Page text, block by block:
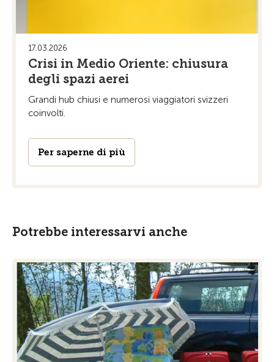
17.03.2026
Crisi in Medio Oriente: chiusura
degli spazi aerei
Grandi hub chiusi e numerosi viaggiatori svizzeri
coinvolti.
Per saperne di più
Potrebbe interessarvi anche